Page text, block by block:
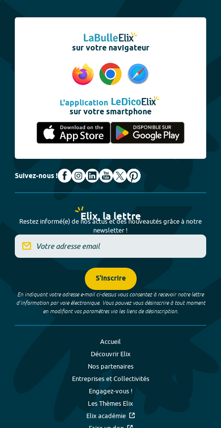
sur votre navigateur
L'application
sur votre smartphone
Suivez-nous !
Elix, la lettre
Restez informé(e) de nos actus et des nouveautés grâce à notre
newsletter !
S'inscrire
En indiquant votre adresse e-mail ci-dessus vous consentez à recevoir notre lettre
d’information par voie électronique. Vous pouvez vous désinscrire à tout moment
en modifiant vos paramètres via les liens de désinscription.
Accueil
Découvrir Elix
Nos partenaires
Entreprises et Collectivités
Engagez-vous !
Les Thèmes Elix
Elix académie